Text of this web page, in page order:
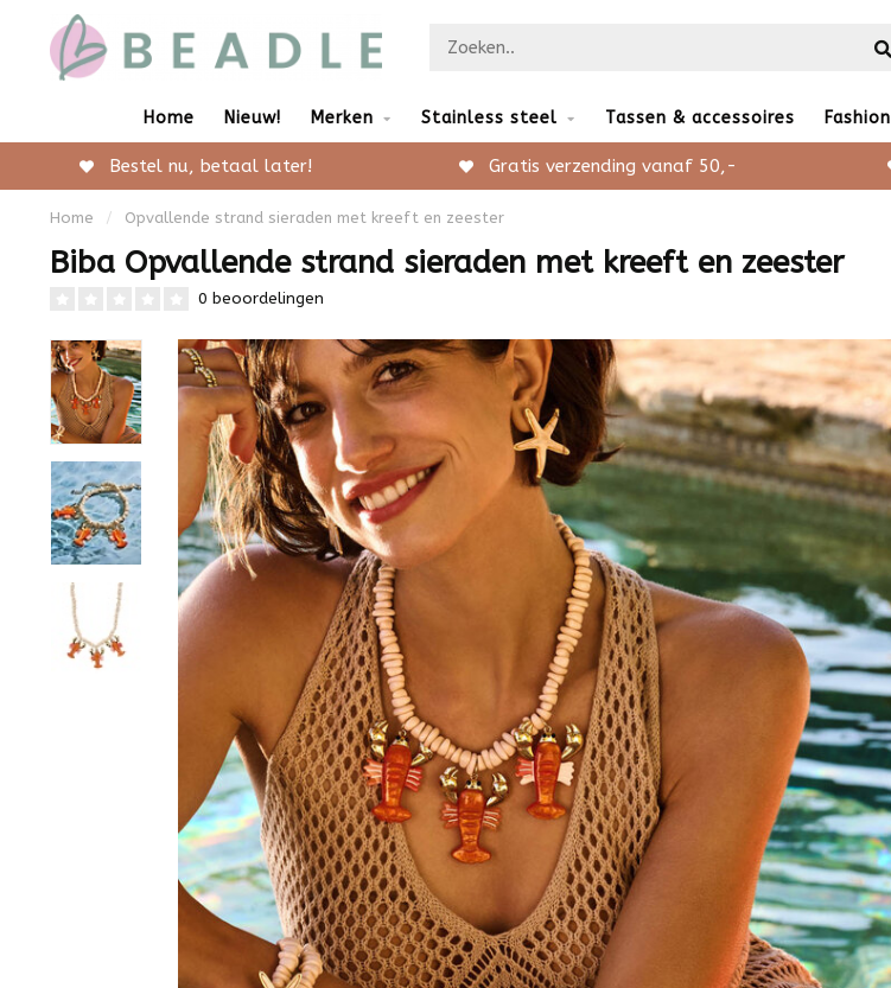
Home Nieuw! Merken Stainless steel Tassen & accessoires Fashion
Bestel nu, betaal later! Gratis verzending vanaf 50,-
Home / Opvallende strand sieraden met kreeft en zeester
Biba Opvallende strand sieraden met kreeft en zeester
0 beoordelingen